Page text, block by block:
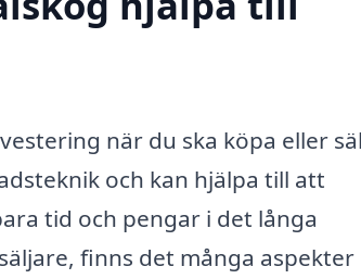
när du ska köpa eller
och kan hjälpa till att
tid och pengar i det långa
finns det många aspekter